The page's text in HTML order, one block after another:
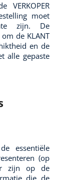
moet
zijn. De
de KLANT
en de
alle gepaste
essentiële
(op
zijn op de